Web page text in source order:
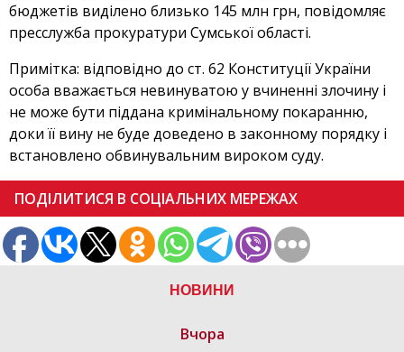
НОВИНИ
Вчора
бюджетів виділено близько 145 млн грн, повідомляє
пресслужба прокуратури Сумської області.
Примітка: відповідно до ст. 62 Конституції України
особа вважається невинуватою у вчиненні злочину і
не може бути піддана кримінальному покаранню,
доки її вину не буде доведено в законному порядку і
встановлено обвинувальним вироком суду.
ПОДІЛИТИСЯ В СОЦІАЛЬНИХ МЕРЕЖАХ